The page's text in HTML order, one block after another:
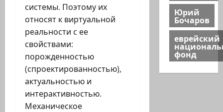
системы. Поэтому их
относят к виртуальной
реальности с ее
свойствами:
порожденностью
(спроектированностью),
актуальностью и
интерактивностью.
Механическое
Юрий
Бочаров
еврейский
фонд